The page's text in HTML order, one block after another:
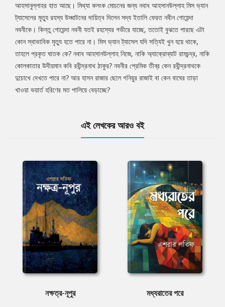
আহসানুল্লাহর হাত আছে। মিথ্যা কলংক মোচনের জন্য নবাব আহসানউল্লাহ মিস ভ্যান
ট্যাসেলের মৃত্যু রহস্য উদ্ঘাটনের দায়িত্ব দিলেন সদ্য ইতালি ফেরত নবীন গোয়েন্দা
নবনীকে। কিন্তু গোয়েন্দা নবনী যতই রহস্যের গভীরে যাচ্ছে, ততোই বুঝতে পারছে এটা
কোন স্বাভাবিক মৃত্যু হতে পারে না। মিস ভ্যান ট্যাসেল যদি সত্যিই খুন হয়ে থাকে,
তাহলে প্রকৃত ঘাতক কে? নবাব আহসানউল্লাহ নিজে, নাকি অ্যাক্রোব্যাট রামচন্দ্র, নাকি
কোলকাতার উদীয়মান কবি রবীন্দ্রনাথ ঠাকুর? নবনীর প্রেমিক তীব্র কেন রবীন্দ্রনাথকে
দুচোখে দেখতে পারে না? আর হাসন রাজার ছেলে গনিয়ুর রাজাই বা কেন বাঘের তাড়া
খাওয়া ভয়ার্ত হরিণের মত পালিয়ে বেড়াচ্ছে?
এই লেখকের আরও বই
নক্ষত্র-নূপুর মধ্যরাতের পরে